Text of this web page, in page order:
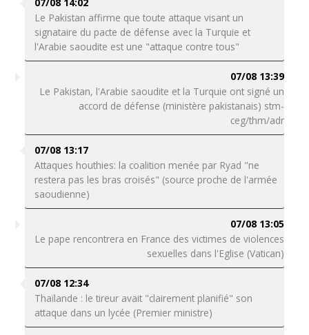
Le Pakistan affirme que toute attaque visant un
signataire du pacte de défense avec la Turquie et
l'Arabie saoudite est une "attaque contre tous"
07/08 13:39
Le Pakistan, l'Arabie saoudite et la Turquie ont signé un
accord de défense (ministère pakistanais) stm-
ceg/thm/adr
07/08 13:17
Attaques houthies: la coalition menée par Ryad "ne
restera pas les bras croisés" (source proche de l'armée
saoudienne)
07/08 13:05
Le pape rencontrera en France des victimes de violences
sexuelles dans l'Eglise (Vatican)
07/08 12:34
Thaïlande : le tireur avait "clairement planifié" son
attaque dans un lycée (Premier ministre)